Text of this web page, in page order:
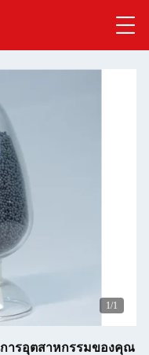
1/1
ารอุตสาหกรรมของคุณ